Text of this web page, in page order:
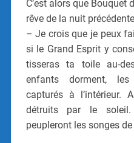
C’est alors que Bouquet
rêve de la nuit
– Je crois que je peux
si le Grand Esprit y
tisseras ta toile au-
enfants dorment,
capturés à l’intérieur.
détruits par le
peupleront les songes